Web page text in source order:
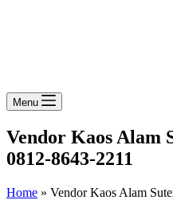
Menu
Vendor Kaos Alam
0812-8643-2211
Home » Vendor Kaos Alam